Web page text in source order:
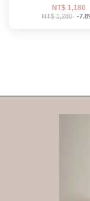
NT$ 1,180
NT$ 1,280 -